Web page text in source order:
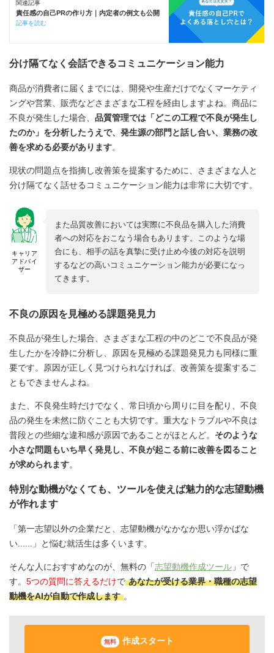
関連記事
責任感の自己PRの作り方｜内定者の例文も公開
記事を読む
分け隔てなく会話できるコミュニケーション能力
商品が消費者に届くまでには、開発や生産だけでなくマーケティ
ングや営業、販売などさまざまな工程を経由しますよね。商品に
不良が発生した場合、 品質管理では「どこの工程で不良が発生し
たのか」を分析したうえで、発生源の部門と話し合い、業務の改
善を求める必要があります。
現状の問題点を指摘し改善策を提案するために、さまざまな人と
分け隔てなく話せるコミュニケーション能力は非常に大切です。
キャリア
アドバイ
ザー
また品質改善においては実際に不良品を購入した消費
者への対応をおこなう場合もあります。このような場
合にも、相手の話を真摯に受け止め今後の対応を説明
するなどの高いコミュニケーション能力が必要になっ
てきます。
不良の原因を見極める課題発見力
不良品が発生した場合、さまざまな工程の中のどこで不良品が発
生したかを冷静に分析し、原因を見極める課題発見力も同様に重
要です。原因が正しく見つけられなければ、改善策を提案するこ
ともできませんよね。
また、不良発生時だけでなく、常日頃から周りに目を配り、不良
品の発生を未然に防ぐことも大切です。重大なトラブルや不良は
普段との些細な違和感が原因であることがほとんど。 そのような
小さな問題もいち早く発見し、不良が起こる前に改善を図ること
が求められます。
特別な動機がなくても、ツールを使えば魅力的な志望動機
が作れます
「第一志望以外の企業だと、志望動機がなかなか思い浮かばな
い......」と悩む就活生は多くいます。
そんな人におすすめなのが、無料の「志望動機作成ツール 」で
す。 5つの質問に答えるだけで あなたが受ける業界・職種の志望
動機をAIが自動で作成します 。
無料 作成スタート